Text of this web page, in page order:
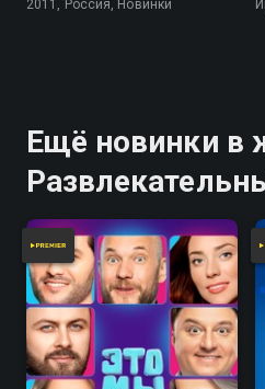
2011, Россия, Новинки
Ещё новинки в